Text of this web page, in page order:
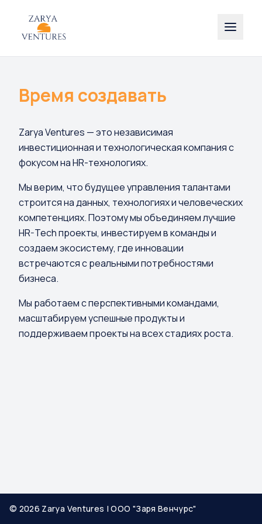
Время создавать
Zarya Ventures — это независимая
инвестиционная и технологическая компания с
фокусом на HR-технологиях.
Мы верим, что будущее управления талантами
строится на данных, технологиях и человеческих
компетенциях. Поэтому мы объединяем лучшие
HR-Tech проекты, инвестируем в команды и
создаем экосистему, где инновации
встречаются с реальными потребностями
бизнеса.
Мы работаем с перспективными командами,
масштабируем успешные продукты и
поддерживаем проекты на всех стадиях роста.
© 2026 Zarya Ventures | ООО "Заря Венчурс"